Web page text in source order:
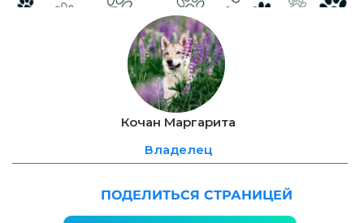
Кочан Маргарита
Владелец
ПОДЕЛИТЬСЯ СТРАНИЦЕЙ